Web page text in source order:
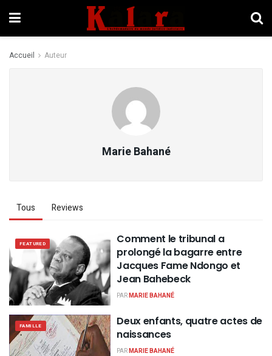
Accueil Auteur
Marie Bahané
Tous Reviews
FEATURED
Comment le tribunal a
prolongé la bagarre entre
Jacques Fame Ndongo et
Jean Bahebeck
PARMARIE BAHANÉ
FAMILLE
Deux enfants, quatre actes de
naissances
PARMARIE BAHANÉ